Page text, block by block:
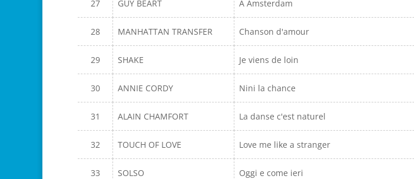
27 GUY BEART A Amsterdam
28 MANHATTAN TRANSFER Chanson d'amour
29 SHAKE Je viens de loin
30 ANNIE CORDY Nini la chance
31 ALAIN CHAMFORT La danse c'est naturel
32 TOUCH OF LOVE Love me like a stranger
33 SOLSO Oggi e come ieri